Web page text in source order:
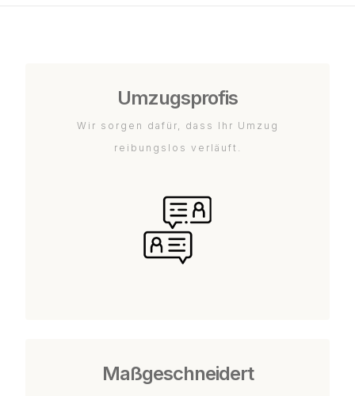
Umzugsprofis
Wir sorgen dafür, dass Ihr Umzug
reibungslos verläuft.
Maßgeschneidert